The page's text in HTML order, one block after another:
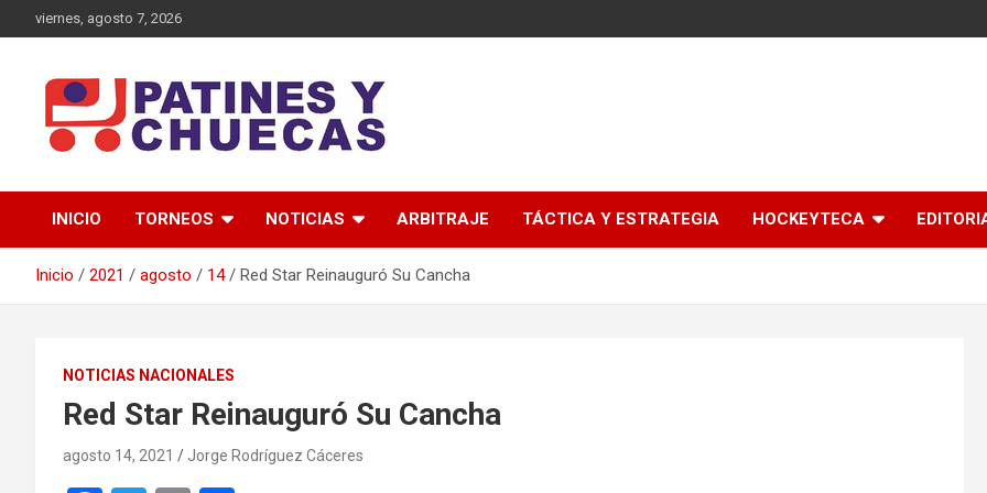
al
viernes, agosto 7, 2026
Patines y Chuecas
INICIO TORNEOS NOTICIAS ARBITRAJE TÁCTICA Y ESTRATEGIA HOCKEYTECA
Inicio 2021 agosto 14 Red Star Reinauguró Su Cancha
NOTICIAS NACIONALES
Red Star Reinauguró Su Cancha
agosto 14, 2021 Jorge Rodríguez Cáceres